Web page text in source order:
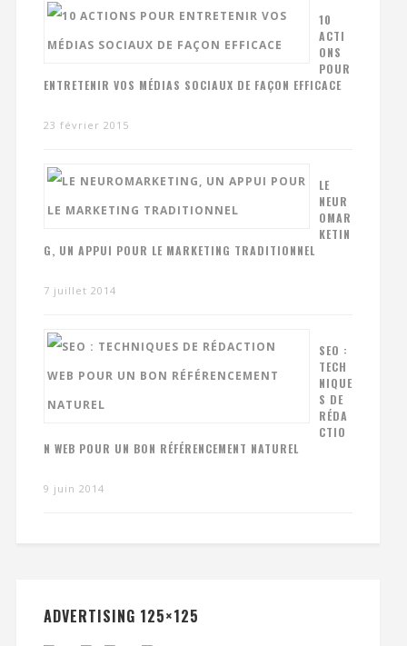
10
ACTI
ONS
POUR
ENTRETENIR VOS MÉDIAS SOCIAUX DE FAÇON EFFICACE
23 février 2015
LE
NEUR
OMAR
KETIN
G, UN APPUI POUR LE MARKETING TRADITIONNEL
7 juillet 2014
SEO :
TECH
NIQUE
S DE
RÉDA
CTIO
N WEB POUR UN BON RÉFÉRENCEMENT NATUREL
9 juin 2014
ADVERTISING 125×125